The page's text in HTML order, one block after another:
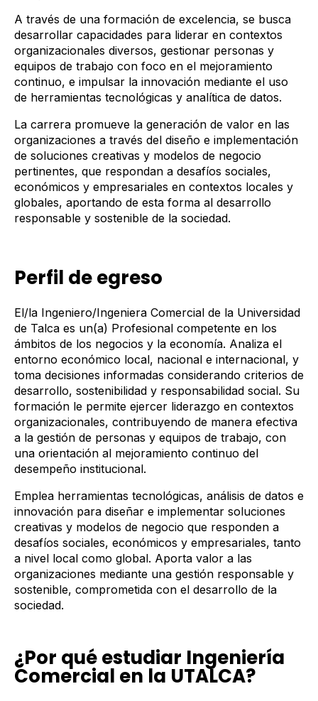
A través de una formación de excelencia, se busca
desarrollar capacidades para liderar en contextos
organizacionales diversos, gestionar personas y
equipos de trabajo con foco en el mejoramiento
continuo, e impulsar la innovación mediante el uso
de herramientas tecnológicas y analítica de datos.
La carrera promueve la generación de valor en las
organizaciones a través del diseño e implementación
de soluciones creativas y modelos de negocio
pertinentes, que respondan a desafíos sociales,
económicos y empresariales en contextos locales y
globales, aportando de esta forma al desarrollo
responsable y sostenible de la sociedad.
Perfil de egreso
El/la Ingeniero/Ingeniera Comercial de la Universidad
de Talca es un(a) Profesional competente en los
ámbitos de los negocios y la economía. Analiza el
entorno económico local, nacional e internacional, y
toma decisiones informadas considerando criterios de
desarrollo, sostenibilidad y responsabilidad social. Su
formación le permite ejercer liderazgo en contextos
organizacionales, contribuyendo de manera efectiva
a la gestión de personas y equipos de trabajo, con
una orientación al mejoramiento continuo del
desempeño institucional.
Emplea herramientas tecnológicas, análisis de datos e
innovación para diseñar e implementar soluciones
creativas y modelos de negocio que responden a
desafíos sociales, económicos y empresariales, tanto
a nivel local como global. Aporta valor a las
organizaciones mediante una gestión responsable y
sostenible, comprometida con el desarrollo de la
sociedad.
¿Por qué estudiar Ingeniería
Comercial en la UTALCA?